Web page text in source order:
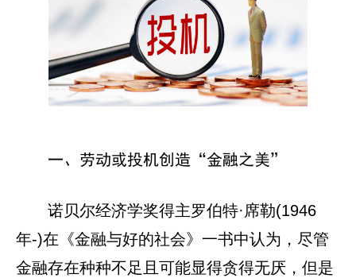
一、劳动或投机创造“金融之美”
诺贝尔经济学奖得主罗伯特·席勒(1946
年-)在《金融与好的社会》一书中认为，尽管
金融存在种种不足且可能显得贪得无厌，但是